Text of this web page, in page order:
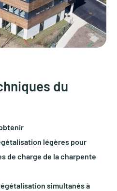
du
légères pour
de charge de la charpente
simultanés à